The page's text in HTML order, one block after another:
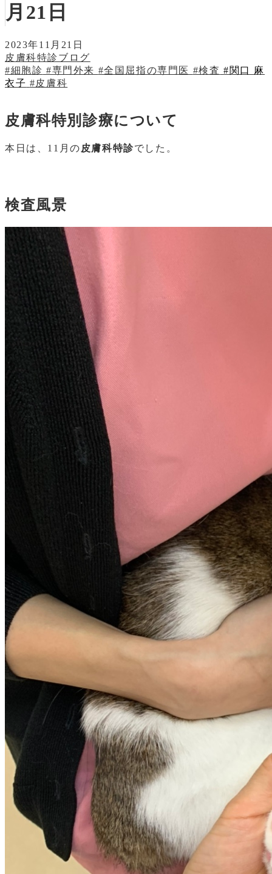
月21日
2023年11月21日
皮膚科特診ブログ
#細胞診 #専門外来 #全国屈指の専門医 #検査 #関口 麻
衣子 #皮膚科
皮膚科特別診療について
本日は、11月の 皮膚科特診でした。
検査風景